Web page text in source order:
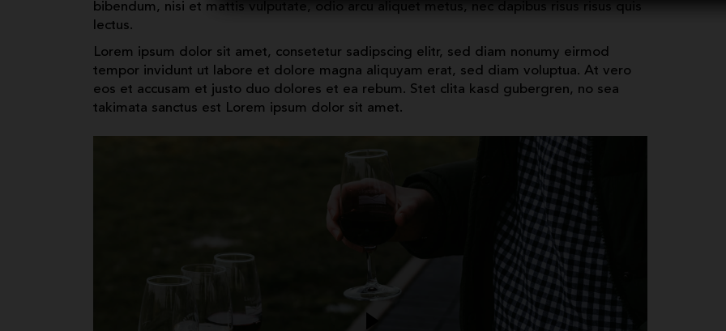
bibendum, nisi et mattis vulputate, odio arcu aliquet metus, nec dapibus risus risus quis
lectus.
Lorem ipsum dolor sit amet, consetetur sadipscing elitr, sed diam nonumy eirmod
tempor invidunt ut labore et dolore magna aliquyam erat, sed diam voluptua. At vero
eos et accusam et justo duo dolores et ea rebum. Stet clita kasd gubergren, no sea
takimata sanctus est Lorem ipsum dolor sit amet.